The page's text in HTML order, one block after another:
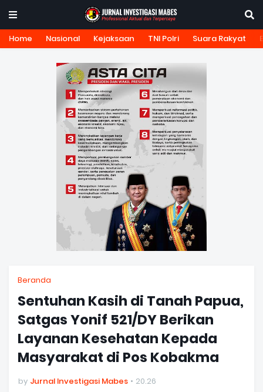
Home Nasional Kejaksaan TNI Polri Suara Rakyat
Beranda
Sentuhan Kasih di Tanah Papua,
Satgas Yonif 521/DY Berikan
Layanan Kesehatan Kepada
Masyarakat di Pos Kobakma
by Jurnal Investigasi Mabes 20.26